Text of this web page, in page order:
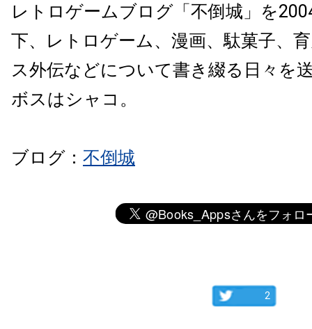
レトロゲームブログ「不倒城」を
下、レトロゲーム、漫画、駄菓子、
ス外伝などについて書き綴る日々を
ボスはシャコ。
ブログ： 不倒城
2